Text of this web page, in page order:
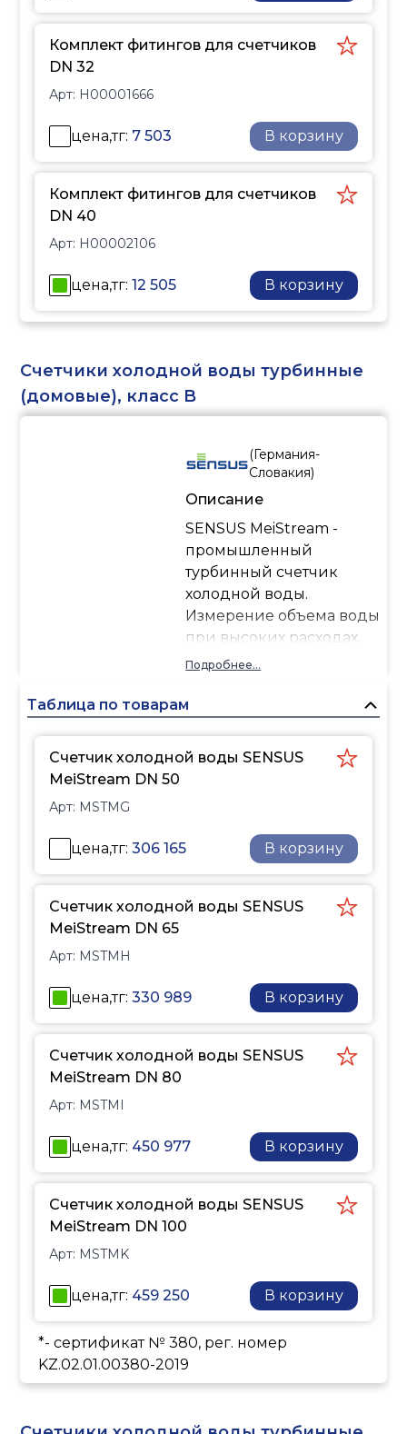
Комплект фитингов для счетчиков
DN 32
Арт: H00001666
цена,тг: 7 503 В корзину
Комплект фитингов для счетчиков
DN 40
Арт: H00002106
цена,тг:12 505 В корзину
Счетчики холодной воды турбинные
(домовые), класс B
(Германия-
Словакия)
Описание
SENSUS MeiStream -
промышленный
турбинный счетчик
холодной воды.
Измерение объема воды
при высоких расходах,
например, на
нагнетающими
объема при малых
расходах. Для контроля
Подробнее...
Таблица по товарам
Счетчик холодной воды SENSUS
MeiStream DN 50
Арт: MSTMG
цена,тг:306 165 В корзину
Счетчик холодной воды SENSUS
MeiStream DN 65
Арт: MSTMH
цена,тг:330 989 В корзину
Счетчик холодной воды SENSUS
MeiStream DN 80
Арт: MSTMI
цена,тг: 450 977 В корзину
Счетчик холодной воды SENSUS
MeiStream DN 100
Арт: MSTMK
цена,тг: 459 250 В корзину
*- сертификат № 380, рег. номер
KZ.02.01.00380-2019